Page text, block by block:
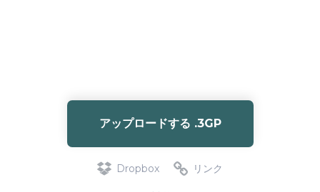
アップロードする .3GP
Dropbox リンク